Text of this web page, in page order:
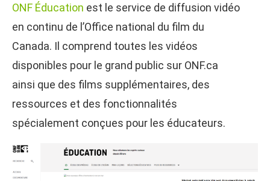
ONF Éducation est le service de diffusion vidéo
en continu de l’Office national du film du
Canada. Il comprend toutes les vidéos
disponibles pour le grand public sur ONF.ca
ainsi que des films supplémentaires, des
ressources et des fonctionnalités
spécialement conçues pour les éducateurs.